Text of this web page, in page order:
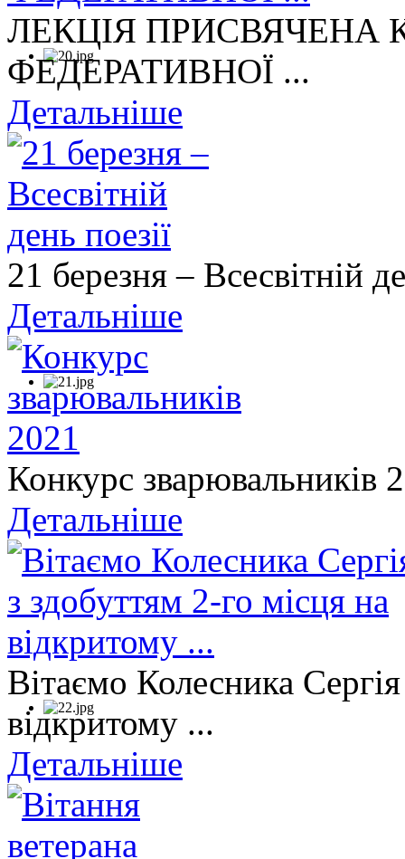
ЛЕКЦІЯ ПРИСВЯЧЕНА
ФЕДЕРАТИВНОЇ ...
Детальніше
21 березня – Всесвітній
Детальніше
Конкурс зварювальників
Детальніше
Вітаємо Колесника
відкритому ...
Детальніше